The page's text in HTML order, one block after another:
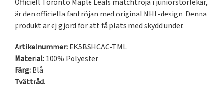
Officiell Toronto Maple Leafs matchtröja i juniorstorlekar,
är den officiella fantröjan med original NHL-design. Denna
produkt är ej gjord för att få plats med skydd under.
Artikelnummer:EK5BSHCAC-TML
Material:100% Polyester
Färg:Blå
Tvättråd: